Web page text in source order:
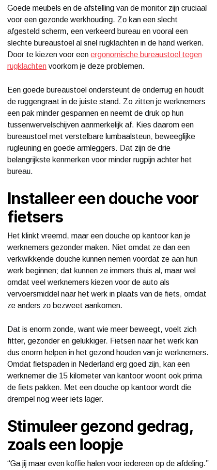
Goede meubels en de afstelling van de monitor zijn cruciaal
voor een gezonde werkhouding. Zo kan een slecht
afgesteld scherm, een verkeerd bureau en vooral een
slechte bureaustoel al snel rugklachten in de hand werken.
Door te kiezen voor een ergonomische bureaustoel tegen
rugklachten voorkom je deze problemen.
Een goede bureaustoel ondersteunt de onderrug en houdt
de ruggengraat in de juiste stand. Zo zitten je werknemers
een pak minder gespannen en neemt de druk op hun
tussenwervelschijven aanmerkelijk af. Kies daarom een
bureaustoel met verstelbare lumbaalsteun, beweeglijke
rugleuning en goede armleggers. Dat zijn de drie
belangrijkste kenmerken voor minder rugpijn achter het
bureau.
Installeer een douche voor
fietsers
Het klinkt vreemd, maar een douche op kantoor kan je
werknemers gezonder maken. Niet omdat ze dan een
verkwikkende douche kunnen nemen voordat ze aan hun
werk beginnen; dat kunnen ze immers thuis al, maar wel
omdat veel werknemers kiezen voor de auto als
vervoersmiddel naar het werk in plaats van de fiets, omdat
ze anders zo bezweet aankomen.
Dat is enorm zonde, want wie meer beweegt, voelt zich
fitter, gezonder en gelukkiger. Fietsen naar het werk kan
dus enorm helpen in het gezond houden van je werknemers.
Omdat fietspaden in Nederland erg goed zijn, kan een
werknemer die 15 kilometer van kantoor woont ook prima
de fiets pakken. Met een douche op kantoor wordt die
drempel nog weer iets lager.
Stimuleer gezond gedrag,
zoals een loopje
“Ga jij maar even koffie halen voor iedereen op de afdeling.”